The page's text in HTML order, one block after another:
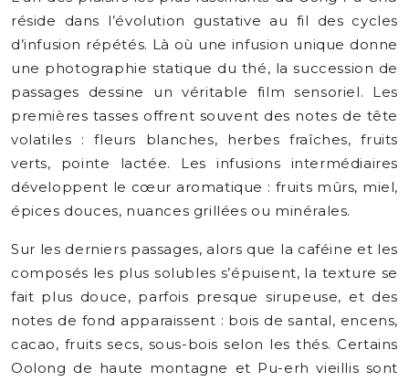
réside dans l’évolution gustative au fil des cycles
d’infusion répétés. Là où une infusion unique donne
une photographie statique du thé, la succession de
passages dessine un véritable film sensoriel. Les
premières tasses offrent souvent des notes de tête
volatiles : fleurs blanches, herbes fraîches, fruits
verts, pointe lactée. Les infusions intermédiaires
développent le cœur aromatique : fruits mûrs, miel,
épices douces, nuances grillées ou minérales.
Sur les derniers passages, alors que la caféine et les
composés les plus solubles s’épuisent, la texture se
fait plus douce, parfois presque sirupeuse, et des
notes de fond apparaissent : bois de santal, encens,
cacao, fruits secs, sous-bois selon les thés. Certains
Oolong de haute montagne et Pu-erh vieillis sont